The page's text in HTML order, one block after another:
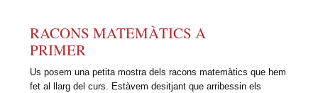
RACONS MATEMÀTICS A
PRIMER
Us posem una petita mostra dels racons matemàtics que hem
fet al llarg del curs. Estàvem desitjant que arribessin els